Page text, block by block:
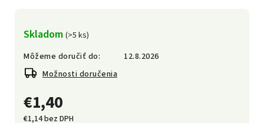
€1,40
€1,14 bez DPH
Skladom (>5 ks)
Môžeme doručiť do:
12.8.2026
Možnosti doručenia